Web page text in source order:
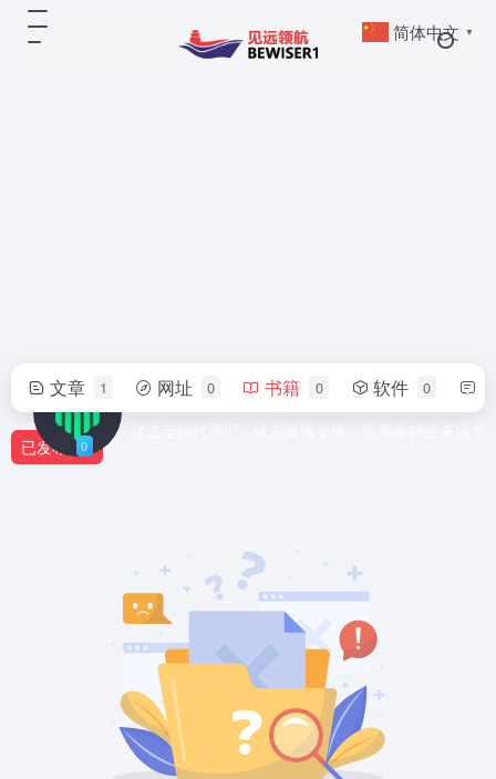
IPdodo全球代理
文章 1 网址 0 书籍 0 软件 0
已发布 0
简体中文 ▼